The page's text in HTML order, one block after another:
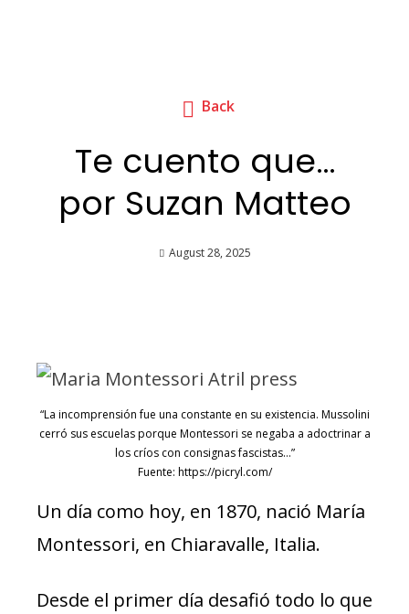
Back
Te cuento que…
por Suzan Matteo
August 28, 2025
“La incomprensión fue una constante en su existencia. Mussolini
cerró sus escuelas porque Montessori se negaba a adoctrinar a
los críos con consignas fascistas…”
Fuente: https://picryl.com/
Un día como hoy, en 1870, nació María
Montessori, en Chiaravalle, Italia.
Desde el primer día desafió todo lo que